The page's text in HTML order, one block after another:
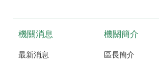
機關消息
最新消息
機關簡介
區長簡介